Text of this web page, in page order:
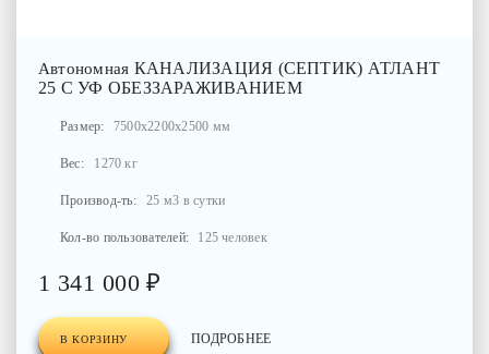
Автономная КАНАЛИЗАЦИЯ (СЕПТИК) АТЛАНТ
25 С УФ ОБЕЗЗАРАЖИВАНИЕМ
Размер: 7500x2200x2500 мм
Вес: 1270 кг
Производ-ть: 25 м3 в сутки
Кол-во пользователей: 125 человек
1 341 000 ₽
В КОРЗИНУ ПОДРОБНЕЕ